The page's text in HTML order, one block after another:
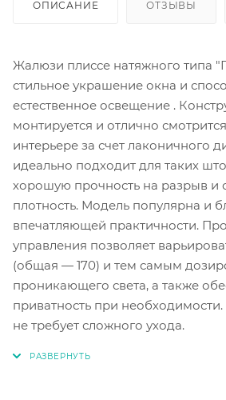
ОПИСАНИЕ ОТЗЫВЫ
Жалюзи плиссе натяжного типа
стильное украшение окна и
естественное освещение .
монтируется и отлично
интерьере за счет лаконичного
идеально подходит для таких
хорошую прочность на разрыв и
плотность. Модель популярна и
впечатляющей практичности.
управления позволяет
(общая — 170) и тем самым
проникающего света, а также
приватность при
не требует сложного ухода.